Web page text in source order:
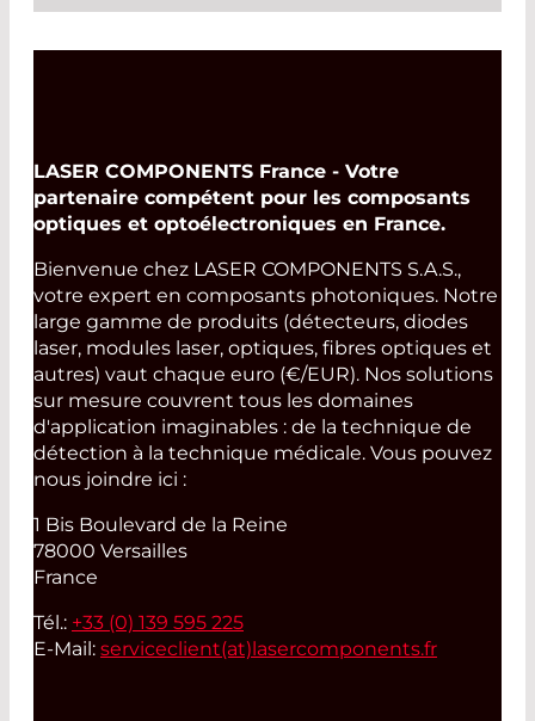
Read More
LASER COMPONENTS France - Votre
partenaire compétent pour les composants
optiques et optoélectroniques en France.
Bienvenue chez LASER COMPONENTS S.A.S.,
votre expert en composants photoniques. Notre
large gamme de produits (détecteurs, diodes
laser, modules laser, optiques, fibres optiques et
autres) vaut chaque euro (€/EUR). Nos solutions
sur mesure couvrent tous les domaines
d'application imaginables : de la technique de
détection à la technique médicale. Vous pouvez
nous joindre ici :
1 Bis Boulevard de la Reine
78000 Versailles
France
Tél.: +33 (0) 139 595 225
E-Mail: serviceclient(at) lasercomponents.fr